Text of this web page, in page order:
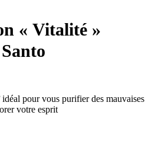
« Vitalité »
idéal pour vous purifier des mauvaises
votre esprit